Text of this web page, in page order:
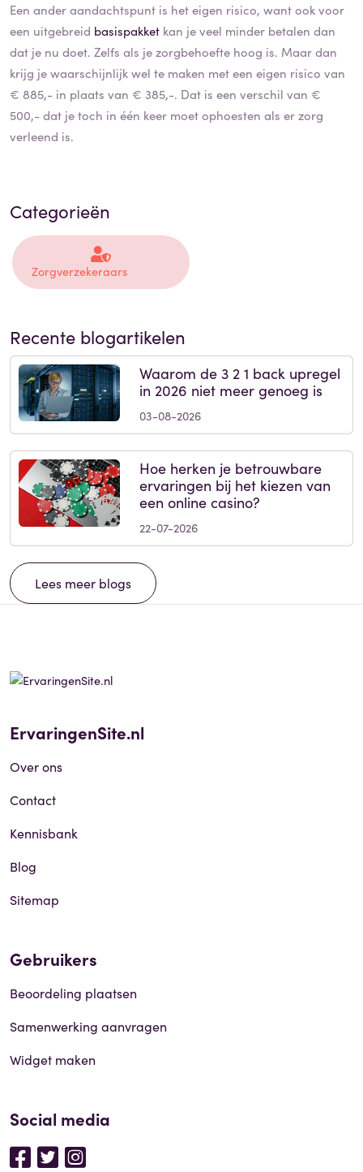
Een ander aandachtspunt is het eigen risico, want ook voor
een uitgebreid basispakket kan je veel minder betalen dan
dat je nu doet. Zelfs als je zorgbehoefte hoog is. Maar dan
krijg je waarschijnlijk wel te maken met een eigen risico van
€ 885,- in plaats van € 385,-. Dat is een verschil van €
500,- dat je toch in één keer moet ophoesten als er zorg
verleend is.
Categorieën
Zorgverzekeraars
Recente blogartikelen
Waarom de 3 2 1 back upregel
in 2026 niet meer genoeg is
03-08-2026
Hoe herken je betrouwbare
ervaringen bij het kiezen van
een online casino?
22-07-2026
Lees meer blogs
ErvaringenSite.nl
Over ons
Contact
Kennisbank
Blog
Sitemap
Gebruikers
Beoordeling plaatsen
Samenwerking aanvragen
Widget maken
Social media